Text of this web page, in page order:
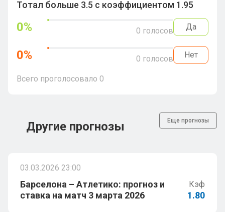
Тотал больше 3.5 с коэффициентом 1.95
0% 0 голосов Да
0% 0 голосов Нет
Всего проголосовало 0
Другие прогнозы Еще прогнозы
03.03.2026 23:00
Барселона – Атлетико: прогноз и
ставка на матч 3 марта 2026
Кэф
1.80